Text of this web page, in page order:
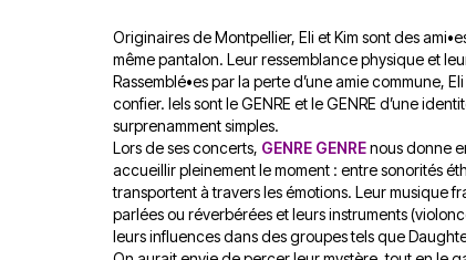
Originaires de Montpellier, Eli et Kim sont des
même pantalon. Leur ressemblance physique et
Rassemblé•es par la perte d’une amie commune,
confier. Iels sont le GENRE et le GENRE d’une
surprenamment simples.
Lors de ses concerts, GENRE GENREnous donne
accueillir pleinement le moment : entre sonorités
transportent à travers les émotions. Leur musique
parlées ou réverbérées et leurs instruments
leurs influences dans des groupes tels que